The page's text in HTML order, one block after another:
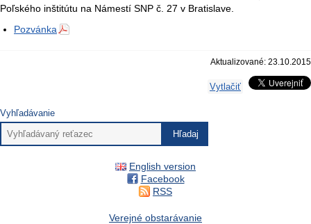
Poľského inštitútu na Námestí SNP č. 27 v Bratislave.
Pozvánka
Aktualizované: 23.10.2015
Vytlačiť
Vyhľadávanie
English version
Facebook
RSS
Verejné obstarávanie